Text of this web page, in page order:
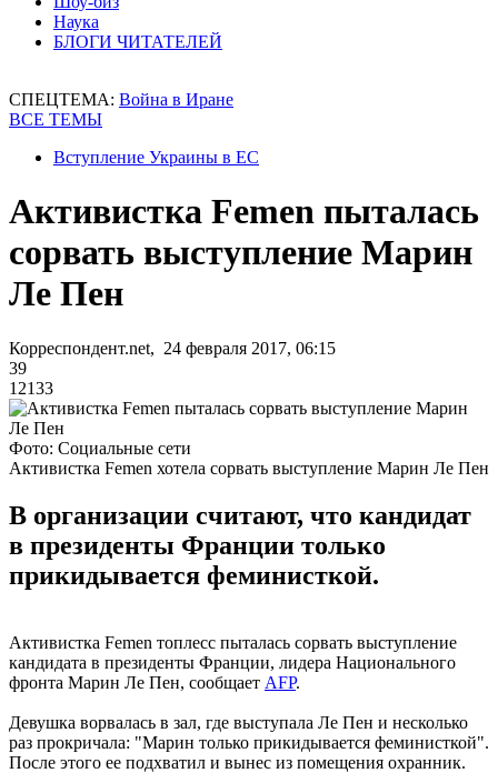
Наука
БЛОГИ ЧИТАТЕЛЕЙ
СПЕЦТЕМА: Война в Иране
ВСЕ ТЕМЫ
Вступление Украины в ЕС
Активистка Femen пыталась
сорвать выступление Марин
Ле Пен
Корреспондент.net, 24 февраля 2017, 06:15
39
12133
Фото: Социальные сети
Активистка Femen хотела сорвать выступление Марин Ле Пен
В организации считают, что кандидат
в президенты Франции только
прикидывается феминисткой.
Активистка Femen топлесс пыталась сорвать выступление
кандидата в президенты Франции, лидера Национального
фронта Марин Ле Пен, сообщает AFP.
Девушка ворвалась в зал, где выступала Ле Пен и несколько
раз прокричала: "Марин только прикидывается феминисткой".
После этого ее подхватил и вынес из помещения охранник.